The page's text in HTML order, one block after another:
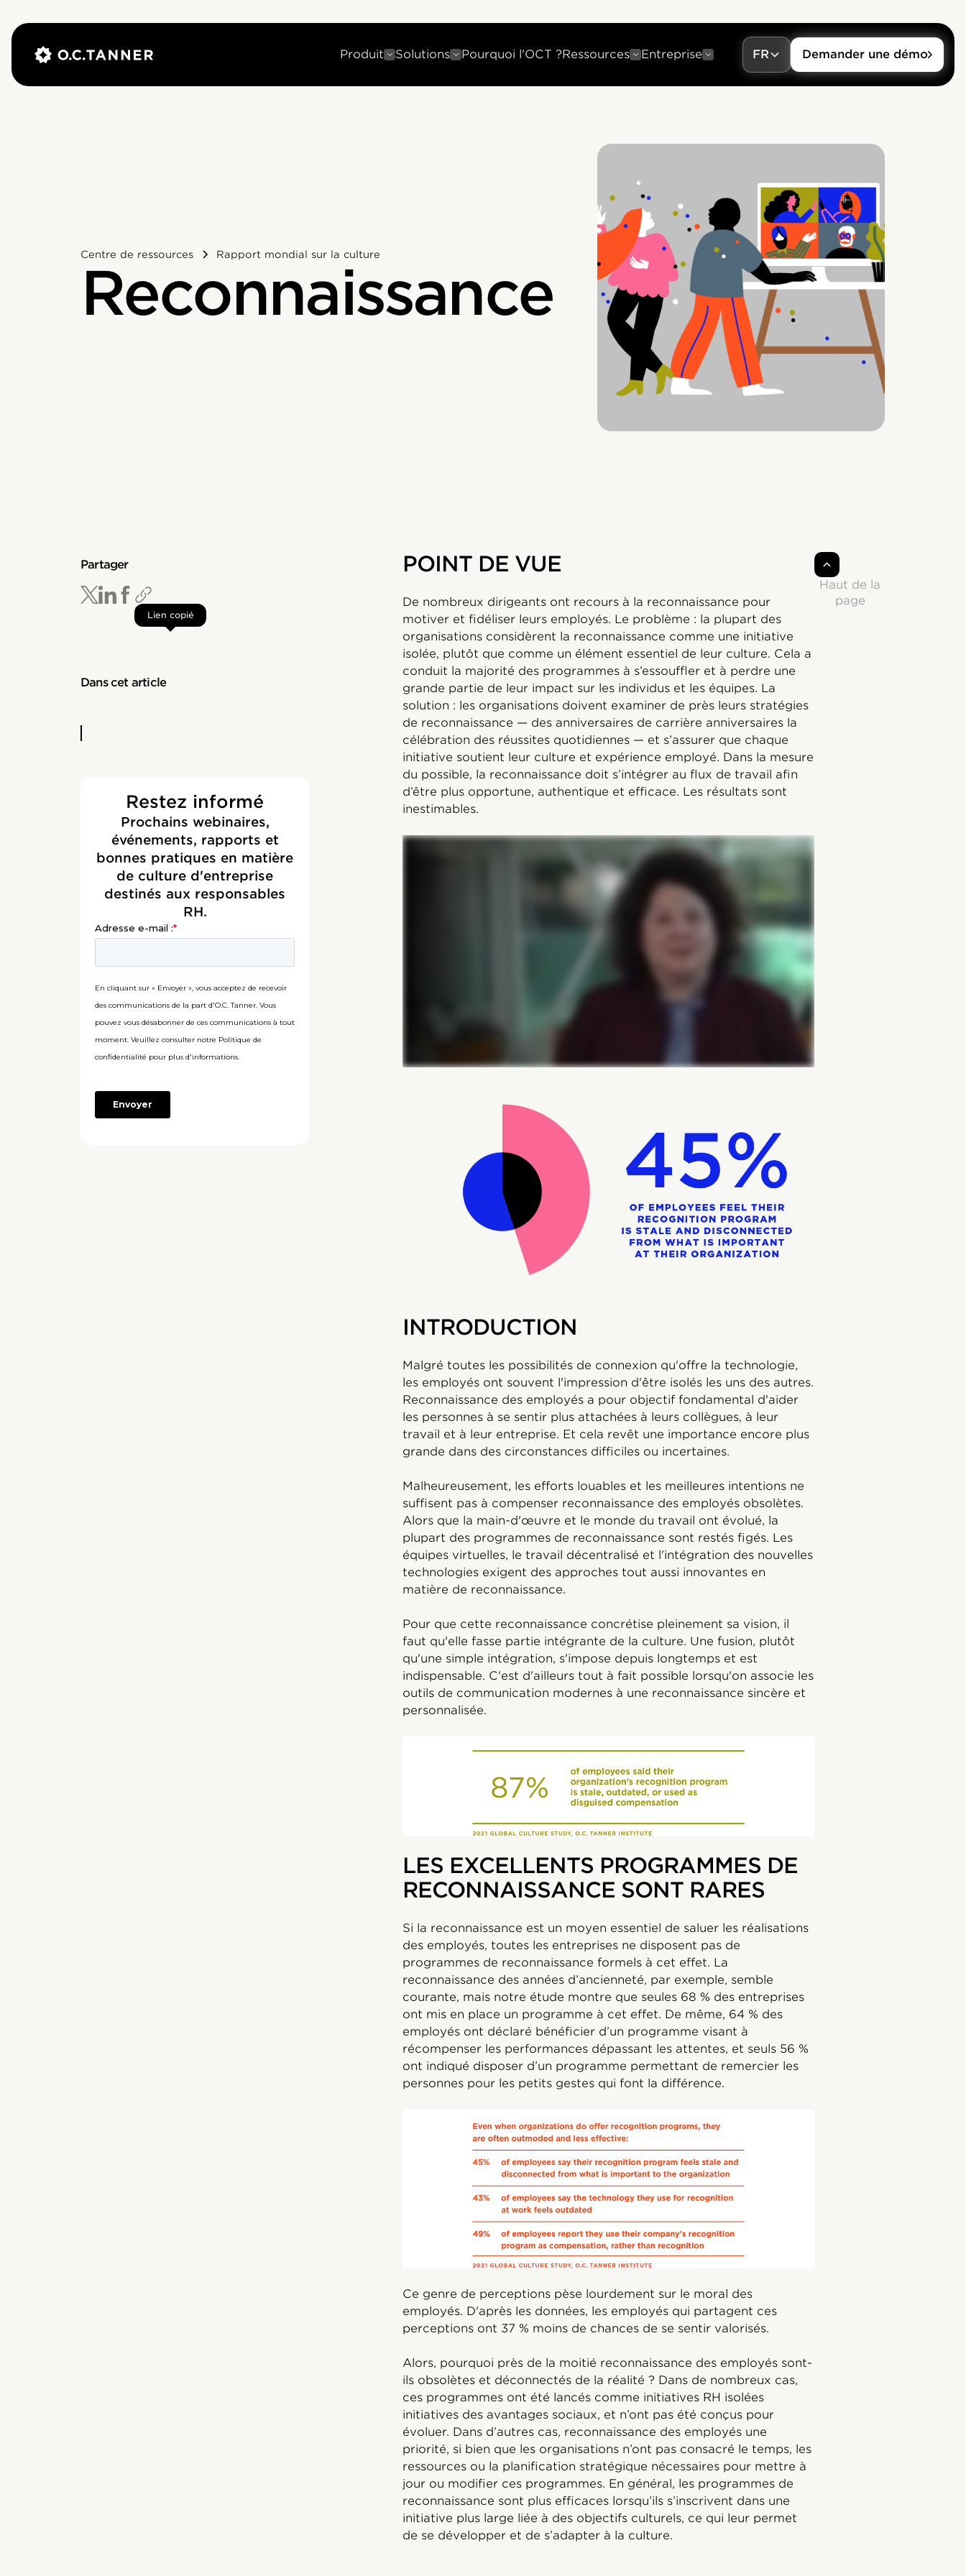
Produit Solutions Pourquoi l'OCT ?Ressources Entreprise FR Demander une démo
Centre de ressources Rapport mondial sur la culture
Reconnaissance
Partager
Lien copié
Dans cet article
Restez informé
Prochains webinaires,
événements, rapports et
bonnes pratiques en matière
de culture d'entreprise
destinés aux responsables
RH.
POINT DE VUE
De nombreux dirigeants ont recours à la reconnaissance pour
motiver et fidéliser leurs employés. Le problème : la plupart des
organisations considèrent la reconnaissance comme une initiative
isolée, plutôt que comme un élément essentiel de leur culture. Cela a
conduit la majorité des programmes à s’essouffler et à perdre une
grande partie de leur impact sur les individus et les équipes. La
solution : les organisations doivent examiner de près leurs stratégies
de reconnaissance — des anniversaires de carrière anniversaires la
célébration des réussites quotidiennes — et s’assurer que chaque
initiative soutient leur culture et expérience employé. Dans la mesure
du possible, la reconnaissance doit s’intégrer au flux de travail afin
d’être plus opportune, authentique et efficace. Les résultats sont
inestimables.
INTRODUCTION
Malgré toutes les possibilités de connexion qu'offre la technologie,
les employés ont souvent l'impression d'être isolés les uns des autres.
Reconnaissance des employés a pour objectif fondamental d'aider
les personnes à se sentir plus attachées à leurs collègues, à leur
travail et à leur entreprise. Et cela revêt une importance encore plus
grande dans des circonstances difficiles ou incertaines.
Malheureusement, les efforts louables et les meilleures intentions ne
suffisent pas à compenser reconnaissance des employés obsolètes.
Alors que la main-d'œuvre et le monde du travail ont évolué, la
plupart des programmes de reconnaissance sont restés figés. Les
équipes virtuelles, le travail décentralisé et l'intégration des nouvelles
technologies exigent des approches tout aussi innovantes en
matière de reconnaissance.
Pour que cette reconnaissance concrétise pleinement sa vision, il
faut qu'elle fasse partie intégrante de la culture. Une fusion, plutôt
qu'une simple intégration, s'impose depuis longtemps et est
indispensable. C'est d'ailleurs tout à fait possible lorsqu'on associe les
outils de communication modernes à une reconnaissance sincère et
personnalisée.
LES EXCELLENTS PROGRAMMES DE
RECONNAISSANCE SONT RARES
Si la reconnaissance est un moyen essentiel de saluer les réalisations
des employés, toutes les entreprises ne disposent pas de
programmes de reconnaissance formels à cet effet. La
reconnaissance des années d’ancienneté, par exemple, semble
courante, mais notre étude montre que seules 68 % des entreprises
ont mis en place un programme à cet effet. De même, 64 % des
employés ont déclaré bénéficier d’un programme visant à
récompenser les performances dépassant les attentes, et seuls 56 %
ont indiqué disposer d’un programme permettant de remercier les
personnes pour les petits gestes qui font la différence.
Ce genre de perceptions pèse lourdement sur le moral des
employés. D'après les données, les employés qui partagent ces
perceptions ont 37 % moins de chances de se sentir valorisés.
Alors, pourquoi près de la moitié reconnaissance des employés sont-
ils obsolètes et déconnectés de la réalité ? Dans de nombreux cas,
ces programmes ont été lancés comme initiatives RH isolées
initiatives des avantages sociaux, et n’ont pas été conçus pour
évoluer. Dans d’autres cas, reconnaissance des employés une
priorité, si bien que les organisations n’ont pas consacré le temps, les
ressources ou la planification stratégique nécessaires pour mettre à
jour ou modifier ces programmes. En général, les programmes de
reconnaissance sont plus efficaces lorsqu’ils s’inscrivent dans une
initiative plus large liée à des objectifs culturels, ce qui leur permet
de se développer et de s’adapter à la culture.
Haut de la
page